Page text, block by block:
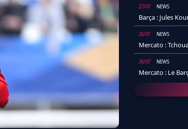
27/07 NEWS
Barça : Jules
26/07 NEWS
Mercato :
26/07 NEWS
Mercato : Le